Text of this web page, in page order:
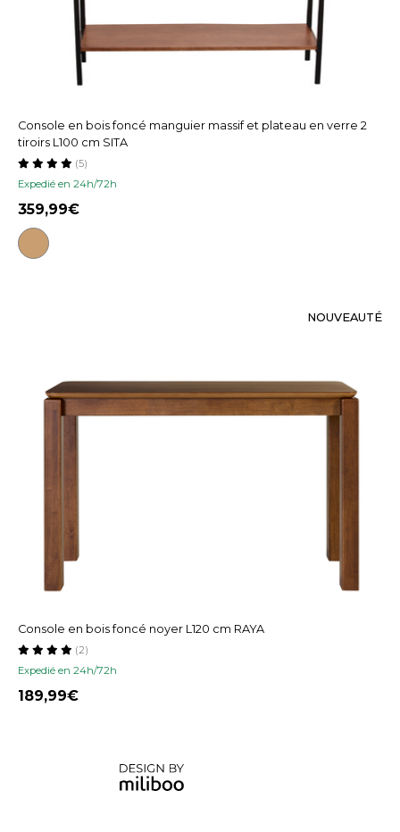
Console en bois foncé manguier massif et plateau en verre 2
tiroirs L100 cm SITA
Expedié en 24h/72h
(5)
359,99
NOUVEAUTÉ
Console en bois foncé noyer L120 cm RAYA
Expedié en 24h/72h
(2)
189,99